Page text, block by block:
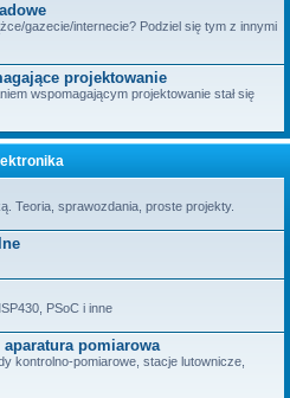
gazecie/internecie? Podziel się tym z innymi
projektowanie
wspomagającym projektowanie stał się
Teoria, sprawozdania, proste projekty.
PSoC i inne
pomiarowa
kontrolno-pomiarowe, stacje lutownicze,